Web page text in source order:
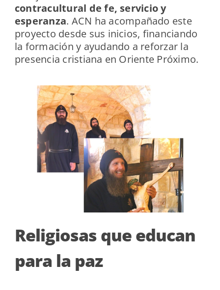
contracultural de fe, servicio y
esperanza. ACN ha acompañado este
proyecto desde sus inicios, financiando
la formación y ayudando a reforzar la
presencia cristiana en Oriente Próximo.
Religiosas que educan
para la paz